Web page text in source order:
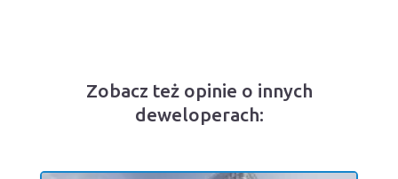
Zobacz też opinie o innych
deweloperach: